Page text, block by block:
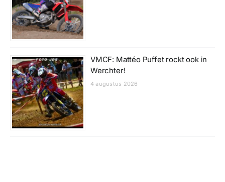
VMCF: Mattéo Puffet rockt ook in
Werchter!
4 augustus 2026